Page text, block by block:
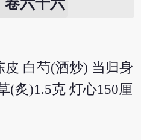
卷六十六
皮 白芍(酒炒) 当归身
(炙)1.5克 灯心150厘